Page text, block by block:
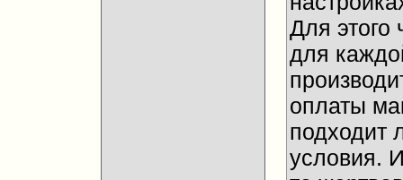
Для этого
для
оплаты
подходит
условия.